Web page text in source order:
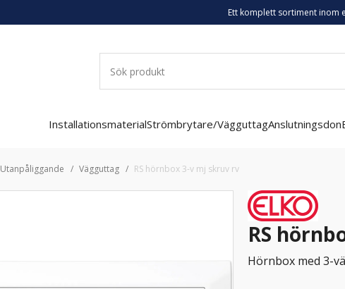
Ett komplett sortiment inom
InstallationsmaterialStrömbrytare/VägguttagAnslutningsdon
Utanpåliggande Vägguttag RS hörnbox 3-v mj skruv rv
RS
Hörnbox med 3-